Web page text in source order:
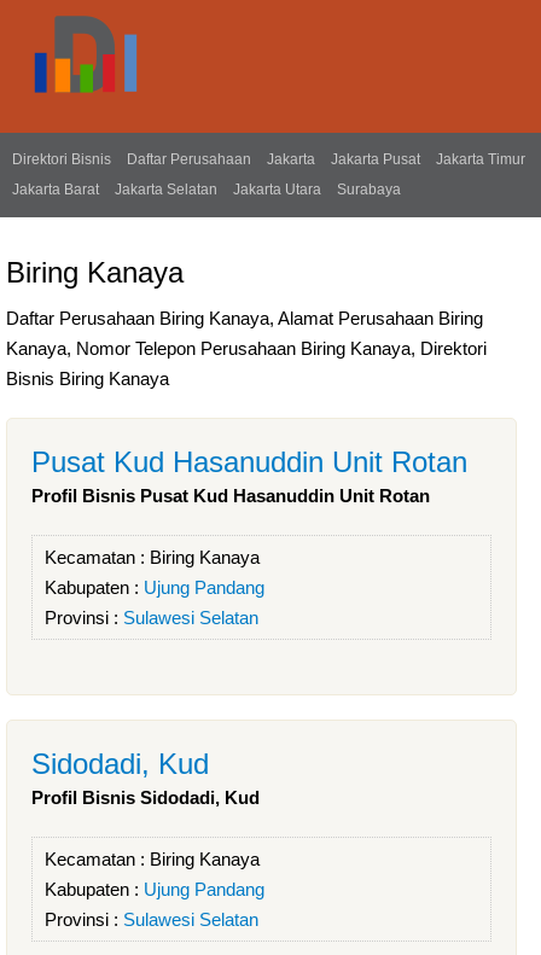
Direktori Bisnis Daftar Perusahaan Jakarta Jakarta Pusat
Jakarta Timur
Jakarta Barat
Jakarta Selatan Jakarta Utara Surabaya
Biring Kanaya
Daftar Perusahaan Biring Kanaya, Alamat Perusahaan Biring
Kanaya, Nomor Telepon Perusahaan Biring Kanaya, Direktori
Bisnis Biring Kanaya
Pusat Kud Hasanuddin Unit Rotan
Profil Bisnis Pusat Kud Hasanuddin Unit Rotan
Kecamatan : Biring Kanaya
Kabupaten : Ujung Pandang
Provinsi : Sulawesi Selatan
Sidodadi, Kud
Profil Bisnis Sidodadi, Kud
Kecamatan : Biring Kanaya
Kabupaten : Ujung Pandang
Provinsi : Sulawesi Selatan